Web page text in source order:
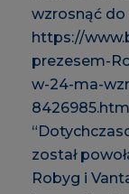
wzrosnąć do
https://
prezesem-
w-24-ma-
został
Robyg i